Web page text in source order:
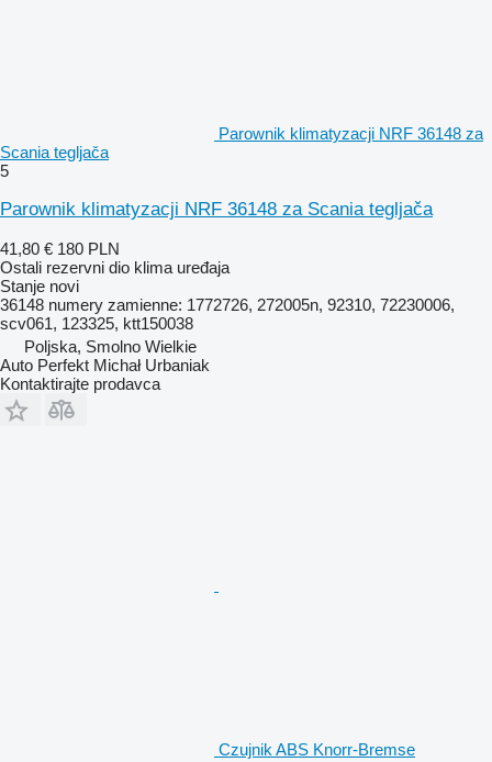
Parownik klimatyzacji NRF 36148 za
Scania tegljača
5
Parownik klimatyzacji NRF 36148 za Scania tegljača
41,80 € 180 PLN
Ostali rezervni dio klima uređaja
Stanje novi
36148 numery zamienne: 1772726, 272005n, 92310, 72230006,
scv061, 123325, ktt150038
Poljska, Smolno Wielkie
Auto Perfekt Michał Urbaniak
Kontaktirajte prodavca
Czujnik ABS Knorr-Bremse